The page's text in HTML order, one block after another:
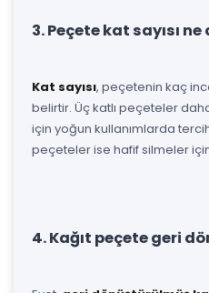
3. Peçete kat sayısı
Kat sayısı, peçetenin kaç
belirtir. Üç katlı peçeteler
için yoğun kullanımlarda
peçeteler ise hafif silmeler
4. Kağıt peçete geri